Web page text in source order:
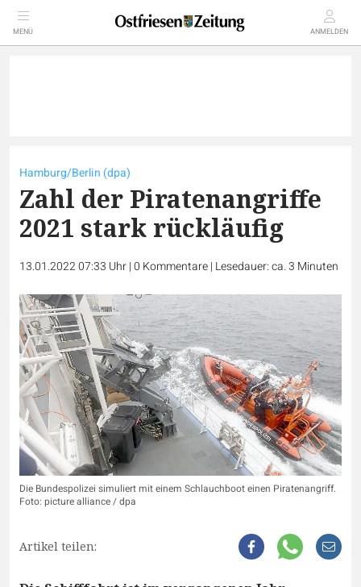
MENÜ ANMELDEN
Hamburg/Berlin (dpa)
Zahl der Piratenangriffe
2021 stark rückläufig
13.01.2022 07:33 Uhr|0 Kommentare| Lesedauer: ca. 3 Minuten
Die Bundespolizei simuliert mit einem Schlauchboot einen Piratenangriff.
Foto: picture alliance / dpa
Artikel teilen: